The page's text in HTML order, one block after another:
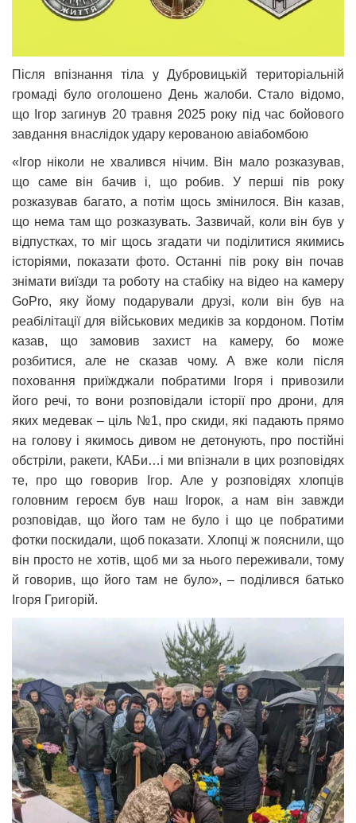
Після впізнання тіла у Дубровицькій територіальній
громаді було оголошено День жалоби. Стало відомо,
що Ігор загинув 20 травня 2025 року під час бойового
завдання внаслідок удару керованою авіабомбою
«Ігор ніколи не хвалився нічим. Він мало розказував,
що саме він бачив і, що робив. У перші пів року
розказував багато, а потім щось змінилося. Він казав,
що нема там що розказувать. Зазвичай, коли він був у
відпустках, то міг щось згадати чи поділитися якимись
історіями, показати фото. Останні пів року він почав
знімати виїзди та роботу на стабіку на відео на камеру
GoPro, яку йому подарували друзі, коли він був на
реабілітації для військових медиків за кордоном. Потім
казав, що замовив захист на камеру, бо може
розбитися, але не сказав чому. А вже коли після
поховання приїжджали побратими Ігоря і привозили
його речі, то вони розповідали історії про дрони, для
яких медевак – ціль №1, про скиди, які падають прямо
на голову і якимось дивом не детонують, про постійні
обстріли, ракети, КАБи…і ми впізнали в цих розповідях
те, про що говорив Ігор. Але у розповідях хлопців
головним героєм був наш Ігорок, а нам він завжди
розповідав, що його там не було і що це побратими
фотки поскидали, щоб показати. Хлопці ж пояснили, що
він просто не хотів, щоб ми за нього переживали, тому
й говорив, що його там не було», – поділився батько
Ігоря Григорій.